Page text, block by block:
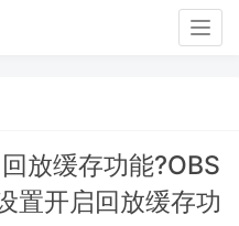
放缓存功能?OBS
置开启回放缓存功